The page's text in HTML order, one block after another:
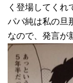
く登場してくれ
パパ純は私の旦
なので、発言が